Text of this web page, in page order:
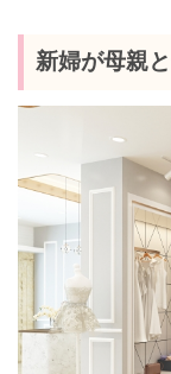
新婦が母親